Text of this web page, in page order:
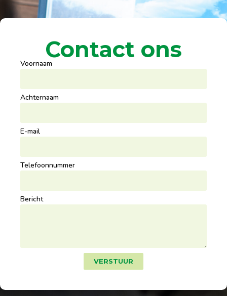
Contact ons
Voornaam
Achternaam
E-mail
Telefoonnummer
Bericht
VERSTUUR